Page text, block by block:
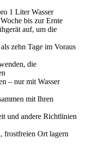
1 Liter Wasser
bis zur Ernte
auf, um die
zehn Tage im Voraus
die
– nur mit Wasser
mit Ihren
und andere Richtlinien
frostfreien Ort lagern